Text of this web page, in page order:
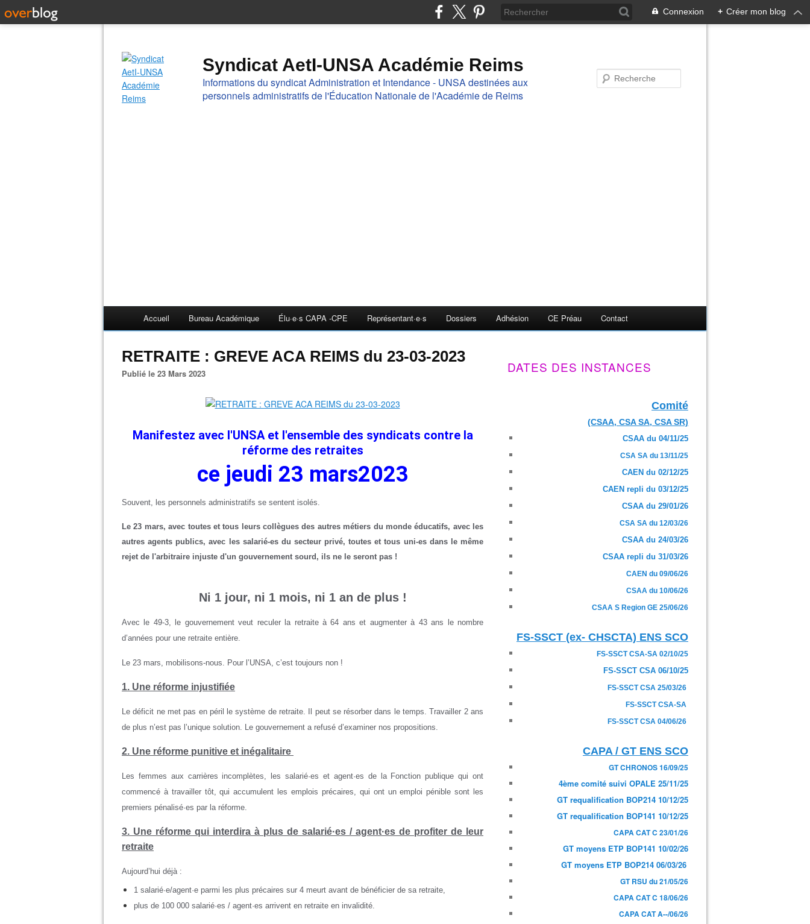
Connexion + Créer mon blog
Syndicat AetI-UNSA Académie Reims
Informations du syndicat Administration et Intendance - UNSA destinées aux
personnels administratifs de l'Éducation Nationale de l'Académie de Reims
Accueil Bureau Académique Élu·e·s CAPA -CPE Représentant·e·s Dossiers Adhésion CE Préau Contact
RETRAITE : GREVE ACA REIMS du 23-03-2023
Publié le 23 Mars 2023
Manifestez avec l'UNSA et l'ensemble des syndicats contre la
réforme des retraites
ce jeudi 23 mars2023
Souvent, les personnels administratifs se sentent isolés.
Le 23 mars, avec toutes et tous leurs collègues des autres métiers du monde éducatifs, avec les
autres agents publics, avec les salarié-es du secteur privé, toutes et tous uni-es dans le même
rejet de l'arbitraire injuste d'un gouvernement sourd, ils ne le seront pas !
Ni 1 jour, ni 1 mois, ni 1 an de plus !
Avec le 49-3, le gouvernement veut reculer la retraite à 64 ans et augmenter à 43 ans le nombre
d’années pour une retraite entière.
Le 23 mars, mobilisons-nous. Pour l’UNSA, c’est toujours non !
1. Une réforme injustifiée
Le déficit ne met pas en péril le système de retraite. Il peut se résorber dans le temps. Travailler 2 ans
de plus n’est pas l’unique solution. Le gouvernement a refusé d’examiner nos propositions.
2. Une réforme punitive et inégalitaire
Les femmes aux carrières incomplètes, les salarié·es et agent·es de la Fonction publique qui ont
commencé à travailler tôt, qui accumulent les emplois précaires, qui ont un emploi pénible sont les
premiers pénalisé·es par la réforme.
3. Une réforme qui interdira à plus de salarié·es / agent·es de profiter de leur
retraite
Aujourd’hui déjà :
1 salarié·e/agent·e parmi les plus précaires sur 4 meurt avant de bénéficier de sa retraite,
plus de 100 000 salarié·es / agent·es arrivent en retraite en invalidité.
DATES DES INSTANCES
Comité
(CSAA, CSA SA, CSA SR)
CSAA du 04/11/25
CSA SA du 13/11/25
CAEN du 02/12/25
CAEN repli du 03/12/25
CSAA du 29/01/26
CSA SA du 12/03/26
CSAA du 24/03/26
CSAA repli du 31/03/26
CAEN du 09/06/26
CSAA du 10/06/26
CSAA S Region GE 25/06/26
FS-SSCT (ex- CHSCTA) ENS SCO
FS-SSCT CSA-SA 02/10/25
FS-SSCT CSA 06/10/25
FS-SSCT CSA 25/03/26
FS-SSCT CSA-SA
FS-SSCT CSA 04/06/26
CAPA / GT ENS SCO
GT CHRONOS 16/09/25
4ème comité suivi OPALE 25/11/25
GT requalification BOP214 10/12/25
GT requalification BOP141 10/12/25
CAPA CAT C 23/01/26
GT moyens ETP BOP141 10/02/26
GT moyens ETP BOP214 06/03/26
GT RSU du 21/05/26
CAPA CAT C 18/06/26
CAPA CAT A--/06/26